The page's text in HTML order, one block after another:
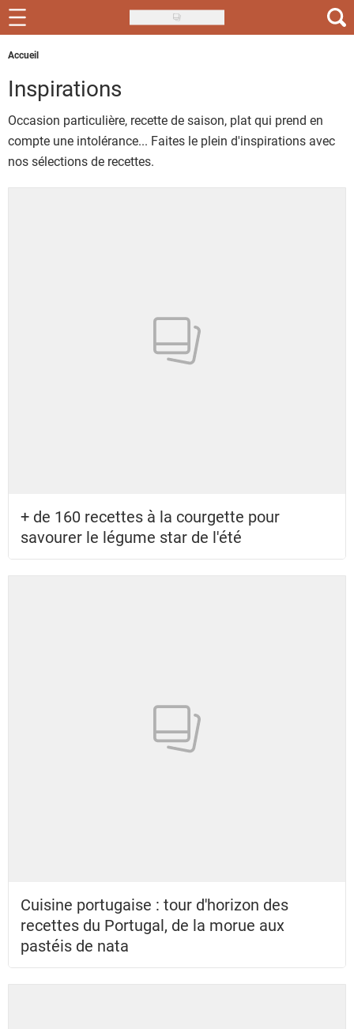
Skip
to
main
content
Recettes
Inspirations
Conseils
Menu de la semaine
Actus
Accueil
Inspirations
Occasion particulière, recette de saison, plat qui prend en
compte une intolérance... Faites le plein d'inspirations avec
nos sélections de recettes.
+ de 160 recettes à la courgette pour
savourer le légume star de l'été
Cuisine portugaise : tour d'horizon des
recettes du Portugal, de la morue aux
pastéis de nata